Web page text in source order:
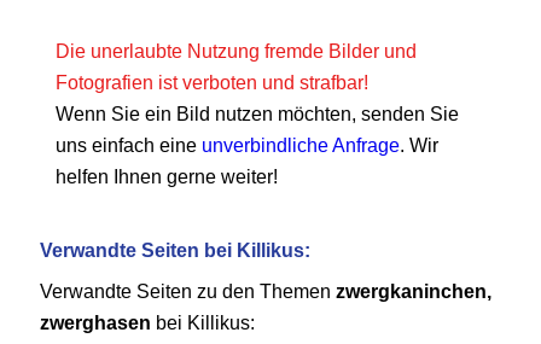
Die unerlaubte Nutzung fremde Bilder und
Fotografien ist verboten und strafbar!
Wenn Sie ein Bild nutzen möchten, senden Sie
uns einfach eine unverbindliche Anfrage. Wir
helfen Ihnen gerne weiter!
Verwandte Seiten bei Killikus:
Verwandte Seiten zu den Themenzwergkaninchen,
zwerghasen bei Killikus: